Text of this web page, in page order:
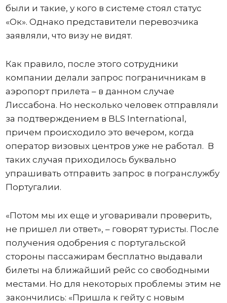
были и такие, у кого в системе стоял статус
«Ок». Однако представители перевозчика
заявляли, что визу не видят.
Как правило, после этого сотрудники
компании делали запрос пограничникам в
аэропорт прилета – в данном случае
Лиссабона. Но несколько человек отправляли
за подтверждением в BLS International,
причем происходило это вечером, когда
оператор визовых центров уже не работал. В
таких случая приходилось буквально
упрашивать отправить запрос в погранслужбу
Португалии.
«Потом мы их еще и уговаривали проверить,
не пришел ли ответ», – говорят туристы. После
получения одобрения с португальской
стороны пассажирам бесплатно выдавали
билеты на ближайший рейс со свободными
местами. Но для некоторых проблемы этим не
закончились: «Пришла к гейту с новым